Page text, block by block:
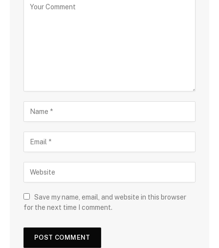
Save my name, email, and website in this browser
for the next time I comment.